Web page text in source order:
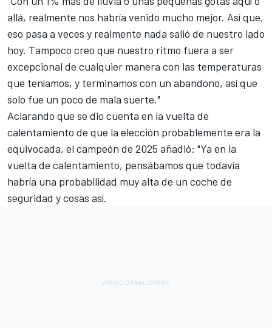
allá, realmente nos habría venido mucho mejor. Así que,
eso pasa a veces y realmente nada salió de nuestro lado
hoy. Tampoco creo que nuestro ritmo fuera a ser
excepcional de cualquier manera con las temperaturas
que teníamos, y terminamos con un abandono, así que
solo fue un poco de mala suerte."
Aclarando que se dio cuenta en la vuelta de
calentamiento de que la elección probablemente era la
equivocada, el campeón de 2025 añadió: "Ya en la
vuelta de calentamiento, pensábamos que todavía
habría una probabilidad muy alta de un coche de
seguridad y cosas así.